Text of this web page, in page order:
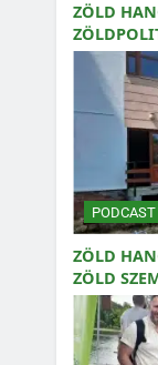
ZÖLD
PODCAST
ZÖLD
ZÖLD